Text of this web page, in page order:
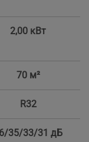
2,00 кВт
70 м²
R32
35/33/31 дБ